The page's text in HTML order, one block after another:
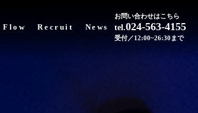
Flow Recruit News
お問い合わせはこちら
tel.024-563-4155
受付／12:00~26:30まで